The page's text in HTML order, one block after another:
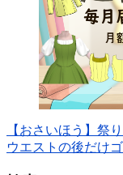
【おさいほう】祭
ウエストの後だけ